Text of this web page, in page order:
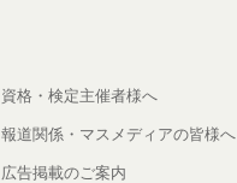
資格・検定主催者様へ
報道関係・マスメディアの皆様へ
広告掲載のご案内